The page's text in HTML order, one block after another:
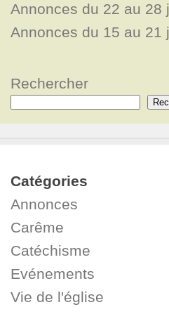
Annonces du 22 au 28
Annonces du 15 au 21
Rechercher
Catégories
Annonces
Carême
Catéchisme
Evénements
Vie de l'église